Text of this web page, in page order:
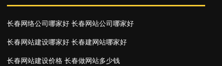
长春网络公司哪家好 长春网站公司哪家好
长春网站建设哪家好 长春建网站哪家好
长春网站建设价格 长春做网站多少钱